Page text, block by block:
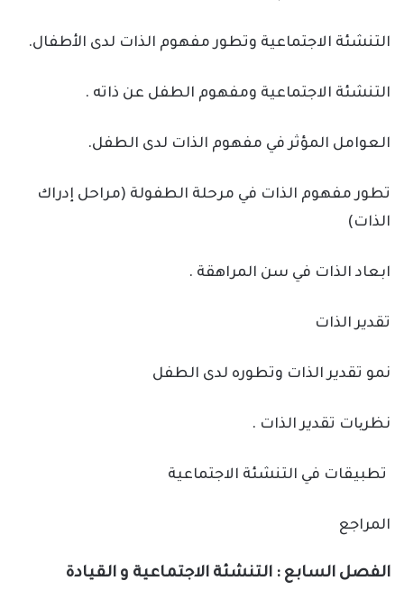
التنشئة الاجتماعية وتطور مفهوم الذات لدى الأطفال.
التنشئة الاجتماعية ومفهوم الطفل عن ذاته .
العوامل المؤثر في مفهوم الذات لدى الطفل.
تطور مفهوم الذات في مرحلة الطفولة (مراحل إدراك
الذات)
ابعاد الذات في سن المراهقة .
تقدير الذات
نمو تقدير الذات وتطوره لدى الطفل
نظریات تقدير الذات .
تطبيقات في التنشئة الاجتماعية
المراجع
الفصل السابع : التنشئة الاجتماعية و القيادة